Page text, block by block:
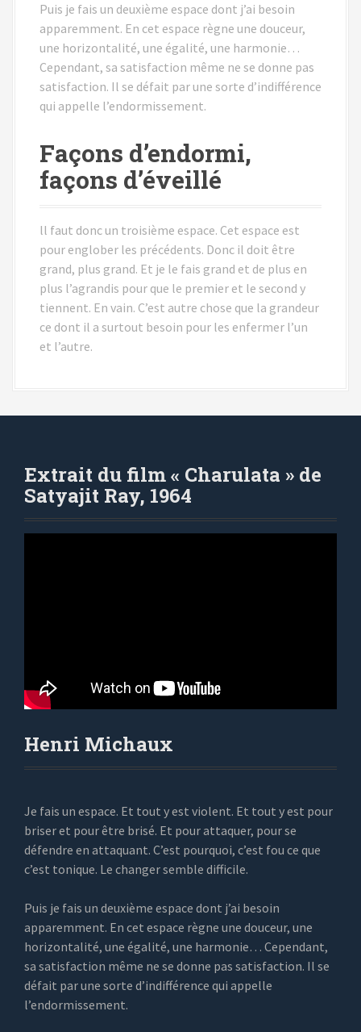
Puis je fais un deuxième espace dont j’ai besoin
apparemment. En cet espace règne une douceur,
une horizontalité, une égalité, une harmonie…
Cependant, sa satisfaction même ne se donne pas
satisfaction. Il se défait par une sorte d’indifférence
qui appelle l’endormissement.
Façons d’endormi,
façons d’éveillé
ll faut donc un troisième espace. Cet espace est
pour englober les précédents. Donc il doit être
grand, plus grand. Et je le fais grand et de plus en
plus l’agrandis pour que le premier et le second y
tiennent. En vain. C’est autre chose que la grandeur
ce dont il a surtout besoin pour les enfermer l’un
et l’autre.
Extrait du film « Charulata » de
Satyajit Ray, 1964
Henri Michaux
Je fais un espace. Et tout y est violent. Et tout y est pour
briser et pour être brisé. Et pour attaquer, pour se
défendre en attaquant. C’est pourquoi, c’est fou ce que
c’est tonique. Le changer semble difficile.
Puis je fais un deuxième espace dont j’ai besoin
apparemment. En cet espace règne une douceur, une
horizontalité, une égalité, une harmonie… Cependant,
sa satisfaction même ne se donne pas satisfaction. Il se
défait par une sorte d’indifférence qui appelle
l’endormissement.